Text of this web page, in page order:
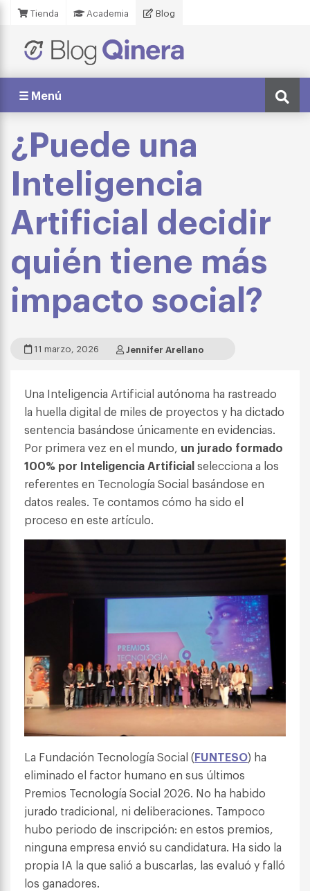
Tienda Academia Blog
☰ Menú
¿Puede una
Inteligencia
Artificial decidir
quién tiene más
impacto social?
11 marzo, 2026 Jennifer Arellano
Una Inteligencia Artificial autónoma ha rastreado
la huella digital de miles de proyectos y ha dictado
sentencia basándose únicamente en evidencias.
Por primera vez en el mundo, un jurado formado
100% por Inteligencia Artificialselecciona a los
referentes en Tecnología Social basándose en
datos reales. Te contamos cómo ha sido el
proceso en este artículo.
La Fundación Tecnología Social (FUNTESO) ha
eliminado el factor humano en sus últimos
Premios Tecnología Social 2026. No ha habido
jurado tradicional, ni deliberaciones. Tampoco
hubo periodo de inscripción: en estos premios,
ninguna empresa envió su candidatura. Ha sido la
propia IA la que salió a buscarlas, las evaluó y falló
los ganadores.